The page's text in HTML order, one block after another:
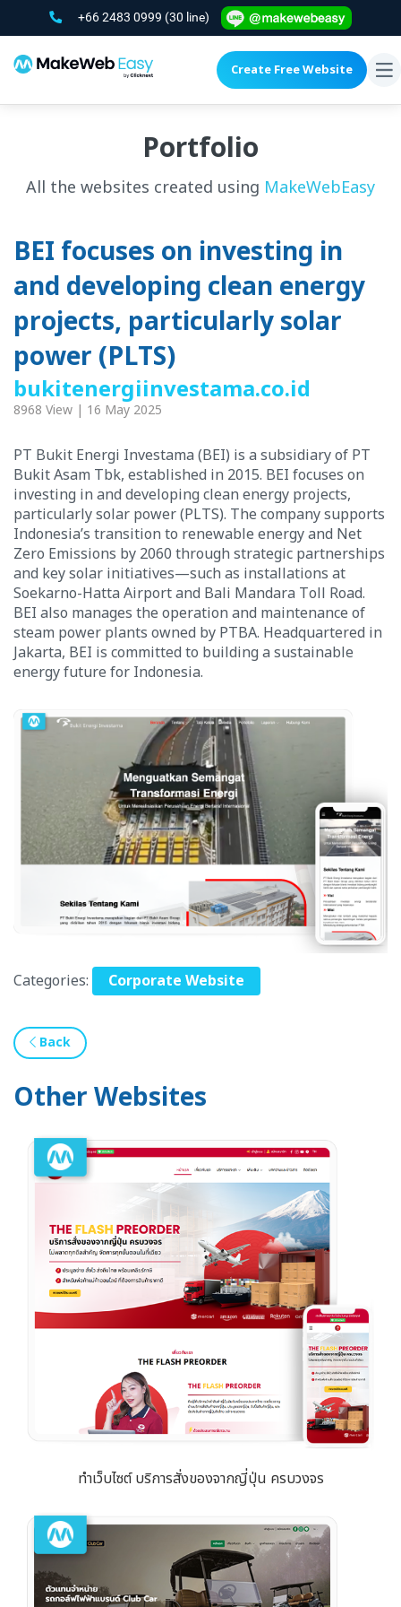
+66 2483 0999 (30 line)
Create Free Website
Portfolio
All the websites created using MakeWebEasy
BEI focuses on investing in
and developing clean energy
projects, particularly solar
power (PLTS)
bukitenergiinvestama.co.id
8968 View | 16 May 2025
PT Bukit Energi Investama (BEI) is a subsidiary of PT
Bukit Asam Tbk, established in 2015. BEI focuses on
investing in and developing clean energy projects,
particularly solar power (PLTS). The company supports
Indonesia’s transition to renewable energy and Net
Zero Emissions by 2060 through strategic partnerships
and key solar initiatives—such as installations at
Soekarno-Hatta Airport and Bali Mandara Toll Road.
BEI also manages the operation and maintenance of
steam power plants owned by PTBA. Headquartered in
Jakarta, BEI is committed to building a sustainable
energy future for Indonesia.
Categories: Corporate Website
Back
Other Websites
ทำเว็บไซต์ บริการสั่งของจากญี่ปุ่น ครบวงจร